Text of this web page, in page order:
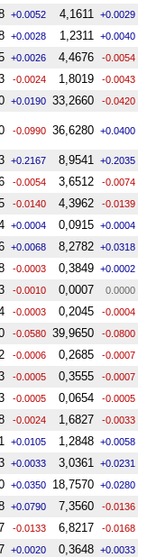
+0.0052 4,1611 +0.0029
+0.0028 1,2311 +0.0040
+0.0026 4,4676 -0.0054
-0.0024 1,8019 -0.0043
+0.0190 33,2660 -0.0420
-0.0990 36,6280 +0.0400
+0.2167 8,9541 +0.2035
-0.0054 3,6512 -0.0074
-0.0140 4,3962 -0.0139
+0.0004 0,0915 +0.0004
+0.0068 8,2782 +0.0318
-0.0003 0,3849 +0.0002
-0.0010 0,0007 0.0000
-0.0003 0,2045 -0.0004
-0.0580 39,9650 -0.0800
-0.0006 0,2685 -0.0007
-0.0005 0,3555 -0.0007
-0.0005 0,0654 -0.0005
-0.0024 1,6827 -0.0033
+0.0105 1,2848 +0.0058
+0.0033 3,0361 +0.0231
+0.0350 18,7570 +0.0280
+0.0790 7,3560 -0.0136
-0.0133 6,8217 -0.0168
+0.0020 0,3648 +0.0033